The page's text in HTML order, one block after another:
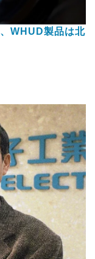
WHUD製品は北